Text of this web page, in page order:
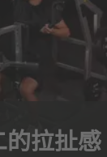
的拉扯感